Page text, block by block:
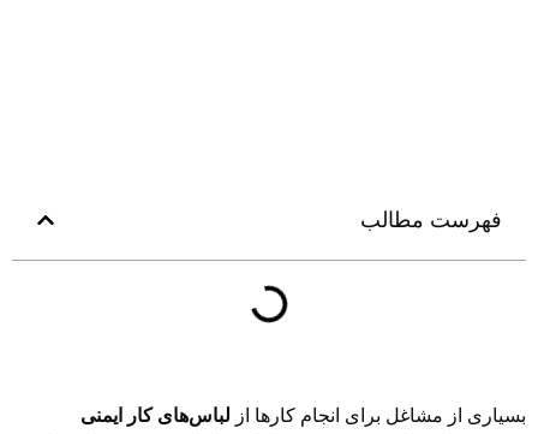
فهرست مطالب
بسیاری از مشاغل برای انجام کارها از لباس‌های کار ایمنی